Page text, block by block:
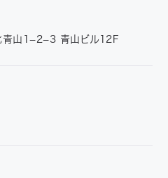
青山1−2−3 青山ビル12F